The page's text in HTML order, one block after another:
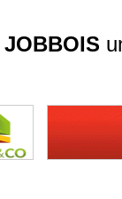
JOBBOIS